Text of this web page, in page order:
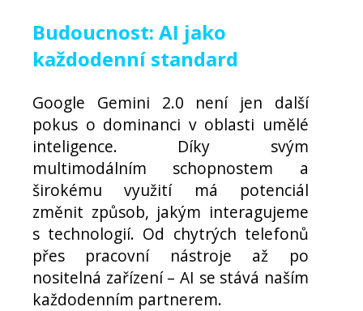
Budoucnost: AI jako
každodenní standard
Google Gemini 2.0 není jen další
pokus o dominanci v oblasti umělé
inteligence. Díky svým
multimodálním schopnostem a
širokému využití má potenciál
změnit způsob, jakým interagujeme
s technologií. Od chytrých telefonů
přes pracovní nástroje až po
nositelná zařízení – AI se stává naším
každodenním partnerem.